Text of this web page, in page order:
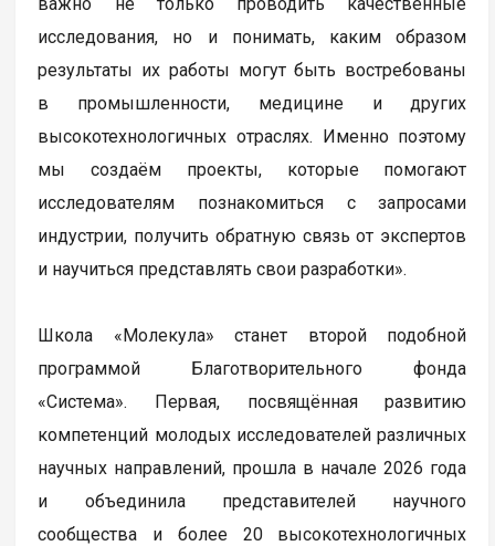
исследования, но и понимать, каким образом
результаты их работы могут быть востребованы
в промышленности, медицине и других
высокотехнологичных отраслях. Именно поэтому
мы создаём проекты, которые помогают
исследователям познакомиться с запросами
индустрии, получить обратную связь от экспертов
и научиться представлять свои разработки».
Школа «Молекула» станет второй подобной
программой Благотворительного фонда
«Система». Первая, посвящённая развитию
компетенций молодых исследователей различных
научных направлений, прошла в начале 2026 года
и объединила представителей научного
сообщества и более 20 высокотехнологичных